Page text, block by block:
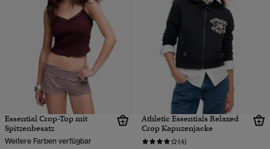
Essential Crop-Top mit
Spitzenbesatz
Weitere Farben verfügbar
Athletic Essentials Relaxed
Crop Kapuzenjacke
(4)